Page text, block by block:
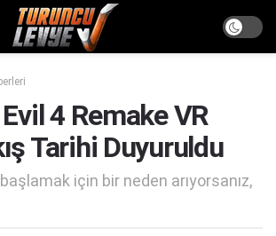
4 Remake VR
Tarihi Duyuruldu
için bir neden arıyorsanız,